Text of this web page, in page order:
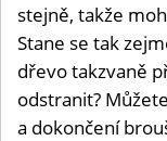
stejně, takže
Stane se tak
dřevo takzvaně
odstranit?
a dokončení